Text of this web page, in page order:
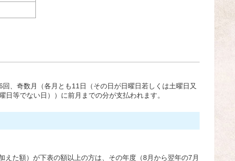
、奇数月（各月とも11日（その日が日曜日若しくは土曜日又
等でない日））に前月までの分が支払われます。
た額）が下表の額以上の方は、その年度（8月から翌年の7月